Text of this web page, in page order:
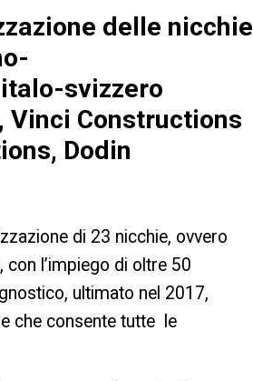
delle nicchie
svizzero
Constructions
Dodin
di 23 nicchie, ovvero
l’impiego di oltre 50
ultimato nel 2017,
che consente tutte le